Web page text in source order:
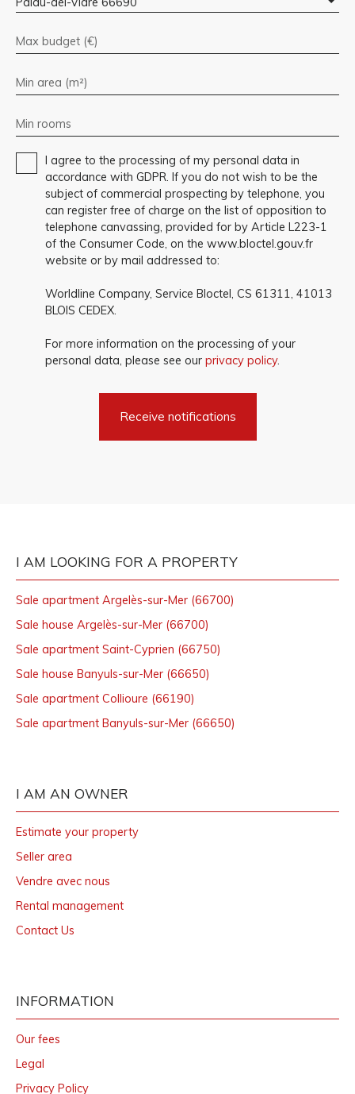
Max budget (€)
Min area (m²)
Min rooms
I agree to the processing of my personal data in
accordance with GDPR. If you do not wish to be the
subject of commercial prospecting by telephone, you
can register free of charge on the list of opposition to
telephone canvassing, provided for by Article L223-1
of the Consumer Code, on the www.bloctel.gouv.fr
website or by mail addressed to:
Worldline Company, Service Bloctel, CS 61311, 41013
BLOIS CEDEX.
For more information on the processing of your
personal data, please see our privacy policy.
Receive notifications
I AM LOOKING FOR A PROPERTY
Sale apartment Argelès-sur-Mer (66700)
Sale house Argelès-sur-Mer (66700)
Sale apartment Saint-Cyprien (66750)
Sale house Banyuls-sur-Mer (66650)
Sale apartment Collioure (66190)
Sale apartment Banyuls-sur-Mer (66650)
I AM AN OWNER
Estimate your property
Seller area
Vendre avec nous
Rental management
Contact Us
INFORMATION
Our fees
Legal
Privacy Policy